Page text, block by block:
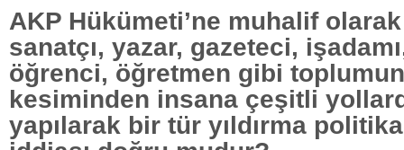
AKP Hükümeti’ne muhalif
sanatçı, yazar, gazeteci,
öğrenci, öğretmen gibi
kesiminden insana çeşitli
yapılarak bir tür yıldırma